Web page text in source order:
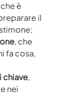
è
il
, che
fa cosa,
chiave,
nei